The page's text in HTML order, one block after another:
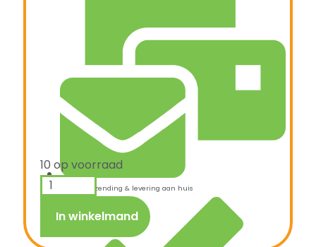
Snelle verzending & levering aan huis
10 op voorraad
In winkelmand